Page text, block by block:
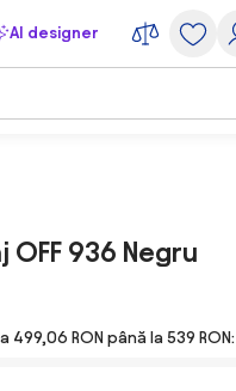
AI designer
OFF 936 Negru
RON până la 539 RON: